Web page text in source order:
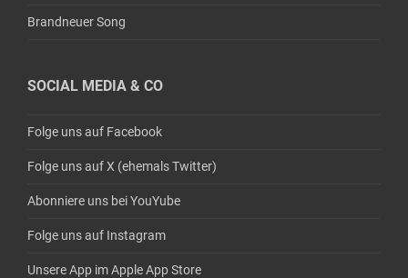
Brandneuer Song
SOCIAL MEDIA & CO
Folge uns auf Facebook
Folge uns auf X (ehemals Twitter)
Abonniere uns bei YouYube
Folge uns auf Instagram
Unsere App im Apple App Store